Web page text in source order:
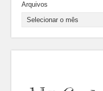
Arquivos